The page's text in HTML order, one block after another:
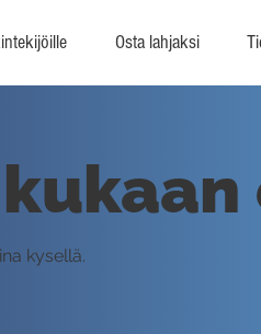
Osta lahjaksi
kysellä.